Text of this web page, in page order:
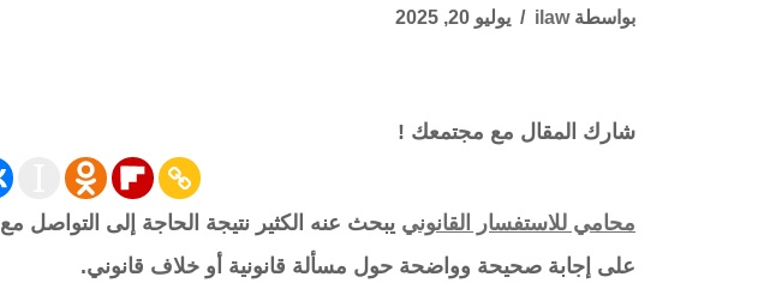
بواسطةilaw يوليو 20, 2025
شارك المقال مع مجتمعك !
محامي للاستفسار القانوني يبحث عنه الكثير نتيجة الحاجة إلى التواصل مع
على إجابة صحيحة وواضحة حول مسألة قانونية أو خلاف قانوني.